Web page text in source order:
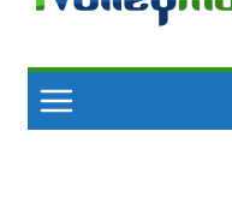
content